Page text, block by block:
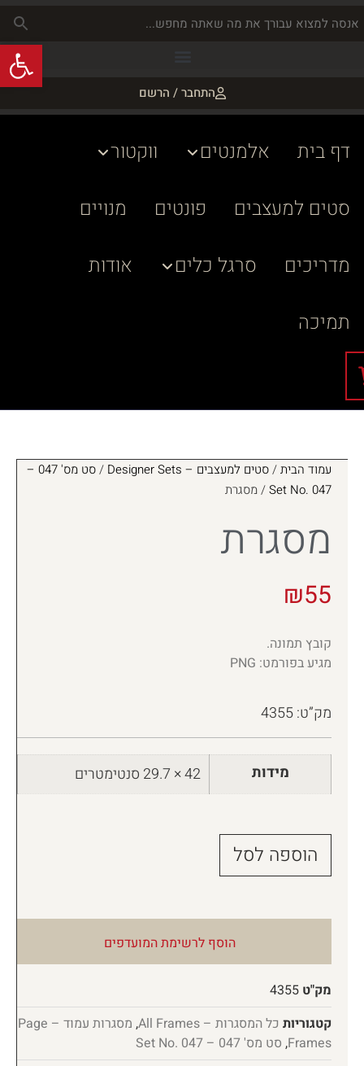
התחבר / הרשם
דף בית אלמנטים
ווקטור
סטים למעצבים
פונטים
מנויים
מדריכים
סרגל כלים
אודות
תמיכה
עמוד הבית/סטים למעצבים – Designer Sets /
סט מס' 047 –
Set No. 047/ מסגרת
מסגרת
₪55
קובץ תמונה.
מגיע בפורמט: PNG
מק”ט: 4355
מידות 42 × 29.7 סנטימטרים
הוספה לסל
הוסף לרשימת המועדפים
מק"ט 4355
קטגוריות כל המסגרות – All Frames ,
מסגרות עמוד – Page
Frames
, סט מס' 047 – Set No. 047